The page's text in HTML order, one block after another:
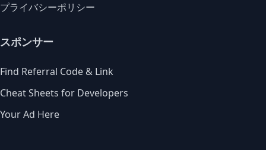
プライバシーポリシー
スポンサー
Find Referral Code & Link
Cheat Sheets for Developers
Your Ad Here